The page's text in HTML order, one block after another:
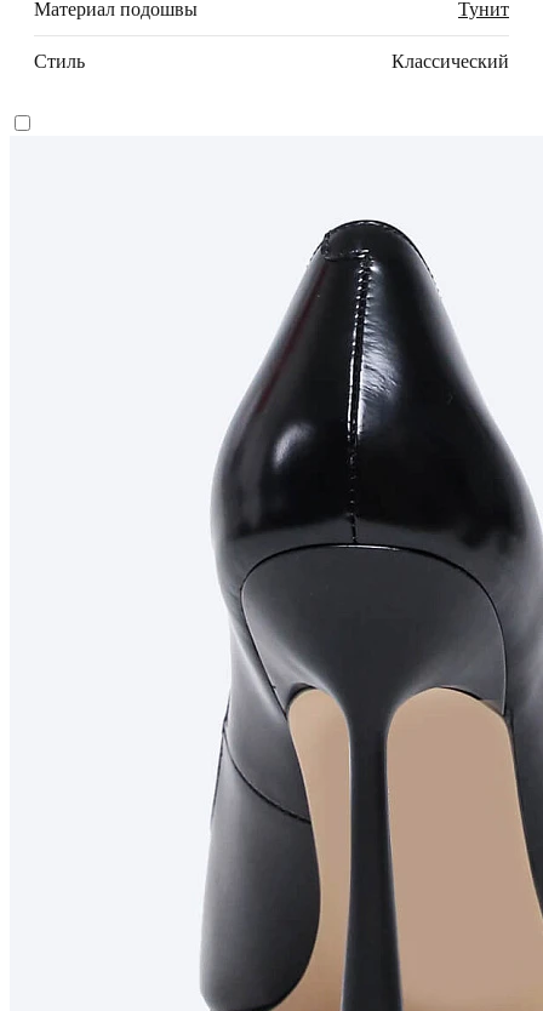
Материал подошвы Тунит
Стиль Классический